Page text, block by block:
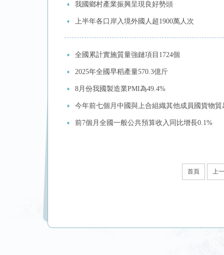
我國鄉村產業振興呈現良好勢頭
上半年各口岸入境外國人超1900萬人次
全國累計實施質量強鏈項目1724個
2025年全國早稻產量570.3億斤
8月份我國製造業PMI為49.4%
今年前七個月中國與上合組織其他成員國貨物貿
前7個月全國一般公共預算收入同比增長0.1%
首頁 上